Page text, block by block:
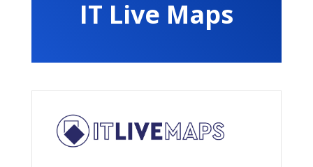
IT Live Maps